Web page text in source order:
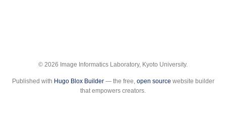
© 2026 Image Informatics Laboratory, Kyoto University.
Published with Hugo Blox Builder— the free, open source website builder
that empowers creators.